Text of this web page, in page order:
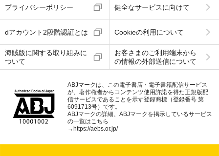
プライバシーポリシー 健全なサービスに向けて
dアカウント2段階認証とは Cookieの利用について
海賊版に関する取り組みに
ついて
お客さまのご利用端末から
の情報の外部送信について
ABJマークは、この電子書店・電子書籍配信サービス
が、著作権者からコンテンツ使用許諾を得た正規版配
信サービスであることを示す登録商標（登録番号 第
6091713号）です。
ABJマークの詳細、ABJマークを掲示しているサービス
の一覧はこちら
→https://aebs.or.jp/